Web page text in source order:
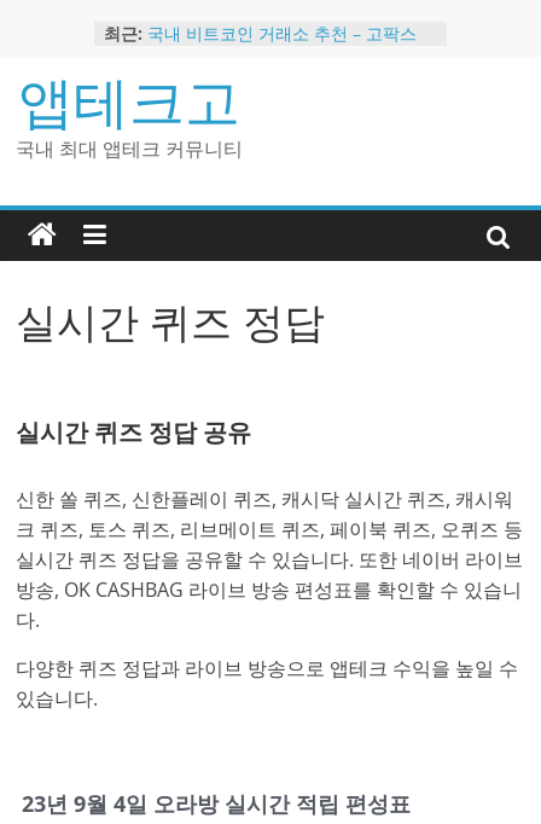
content
최근: 국내 비트코인 거래소 추천 – 고팍스
트
2024 강력히 추천하는 은행 멤버십 현
금 앱테크
해외 코인 거래소 추천 순위 BEST 2
앱테크고
국내 최대 앱테크 커뮤니티
실시간 퀴즈 정답
실시간 퀴즈 정답 공유
신한 쏠 퀴즈, 신한플레이 퀴즈, 캐시닥 실시간 퀴즈, 캐시워
크 퀴즈, 토스 퀴즈, 리브메이트 퀴즈, 페이북 퀴즈, 오퀴즈 등
실시간 퀴즈 정답을 공유할 수 있습니다. 또한 네이버 라이브
방송, OK CASHBAG 라이브 방송 편성표를 확인할 수 있습니
다.
다양한 퀴즈 정답과 라이브 방송으로 앱테크 수익을 높일 수
있습니다.
23년 9월 4일 오라방 실시간 적립 편성표